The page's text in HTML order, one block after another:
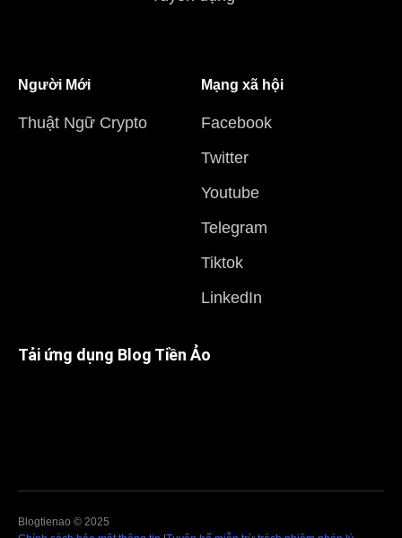
Người Mới
Thuật Ngữ Crypto
Mạng xã hội
Facebook
Twitter
Youtube
Telegram
Tiktok
LinkedIn
Tải ứng dụng Blog Tiền Ảo
Blogtienao © 2025